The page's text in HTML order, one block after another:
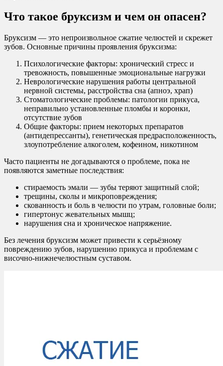
Что такое бруксизм и чем он опасен?
Бруксизм — это непроизвольное сжатие челюстей и скрежет
зубов. Основные причины проявления бруксизма:
Психологические факторы: хронический стресс и
тревожность, повышенные эмоциональные нагрузки
Неврологические нарушения работы центральной
нервной системы, расстройства сна (апноэ, храп)
Стоматологические проблемы: патологии прикуса,
неправильно установленные пломбы и коронки,
отсутствие зубов
Общие факторы: прием некоторых препаратов
(антидепрессанты), генетическая предрасположенность,
злоупотребление алкоголем, кофеином, никотином
Часто пациенты не догадываются о проблеме, пока не
появляются заметные последствия:
стираемость эмали — зубы теряют защитный слой;
трещины, сколы и микроповреждения;
скованность и боль в челюсти по утрам, головные боли;
гипертонус жевательных мышц;
нарушения сна и хроническое напряжение.
Без лечения бруксизм может привести к серьёзному
повреждению зубов, нарушению прикуса и проблемам с
височно-нижнечелюстным суставом.